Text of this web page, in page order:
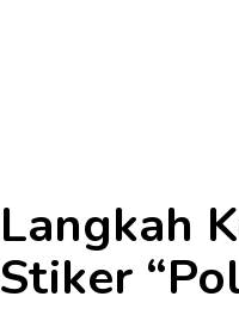
Langkah
Stiker